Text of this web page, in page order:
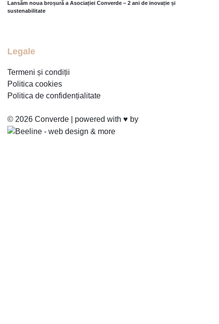
Lansăm noua broșură a Asociației Converde – 2 ani de inovație și
sustenabilitate
Legale
Termeni și condiții
Politica cookies
Politica de confidențialitate
© 2026 Converde | powered with ♥ by